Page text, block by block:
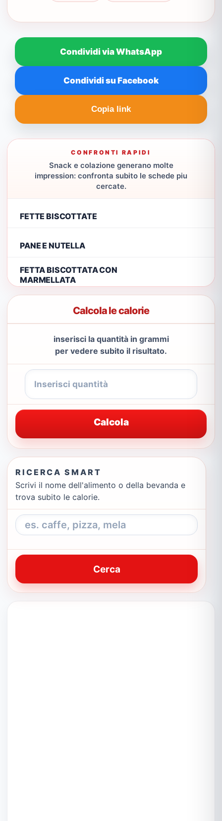
Condividi via WhatsApp
Condividi su Facebook
Copia link
CONFRONTI RAPIDI
Snack e colazione generano molte
impression: confronta subito le schede piu
cercate.
FETTE BISCOTTATE
PANE E NUTELLA
FETTA BISCOTTATA CON
MARMELLATA
Calcola le calorie
inserisci la quantità in grammi
per vedere subito il risultato.
Calcola
RICERCA SMART
Scrivi il nome dell'alimento o della bevanda e
trova subito le calorie.
Cerca